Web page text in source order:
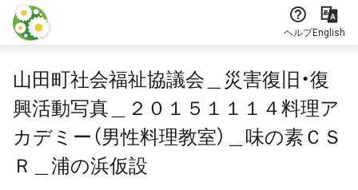
本文に飛ぶ
ヘルプEnglish
山田町社会福祉協議会＿災害復旧・復
興活動写真＿２０１５１１１４料理ア
カデミー（男性料理教室）＿味の素ＣＳ
Ｒ＿浦の浜仮設